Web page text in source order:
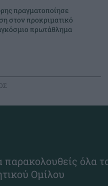
πραγματοποίησε
στον προκριματικό
πρωτάθλημα
όλα
Ομίλου